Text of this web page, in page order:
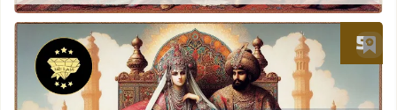
أضف إلى العلامات المرجعية